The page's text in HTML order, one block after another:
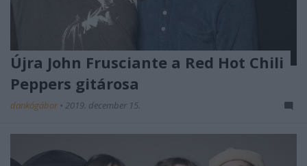
Újra John Frusciante a Red Hot Chili
Peppers gitárosa
dankógábor • 2019. december 15.